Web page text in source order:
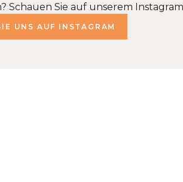
Schauen Sie auf unserem
UNS AUF INSTAGRAM